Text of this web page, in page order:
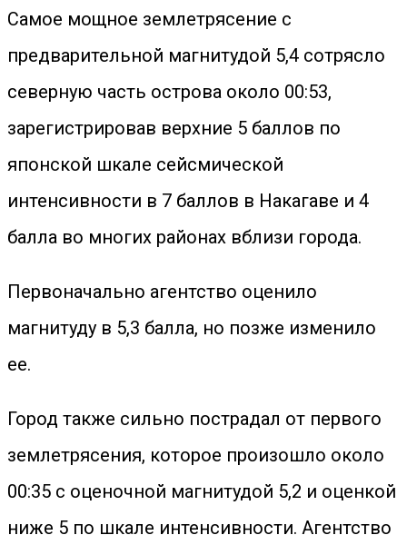
Самое мощное землетрясение с
предварительной магнитудой 5,4 сотрясло
северную часть острова около 00:53,
зарегистрировав верхние 5 баллов по
японской шкале сейсмической
интенсивности в 7 баллов в Накагаве и 4
балла во многих районах вблизи города.
Первоначально агентство оценило
магнитуду в 5,3 балла, но позже изменило
ее.
Город также сильно пострадал от первого
землетрясения, которое произошло около
00:35 с оценочной магнитудой 5,2 и оценкой
ниже 5 по шкале интенсивности. Агентство